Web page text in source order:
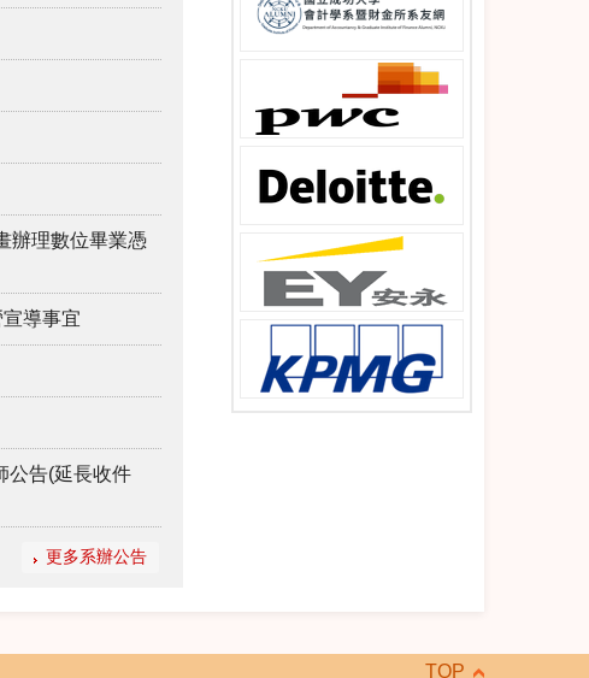
辦理數位畢業憑
導事宜
公告(延長收件
更多系辦公告
TOP